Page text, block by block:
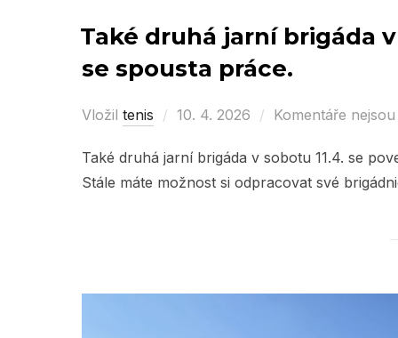
Také druhá jarní brigáda
se spousta práce.
Vložil tenis
Posted
10. 4. 2026 Komentáře
Také druhá jarní brigáda v sobotu 11.4. se
Stále máte možnost si odpracovat své